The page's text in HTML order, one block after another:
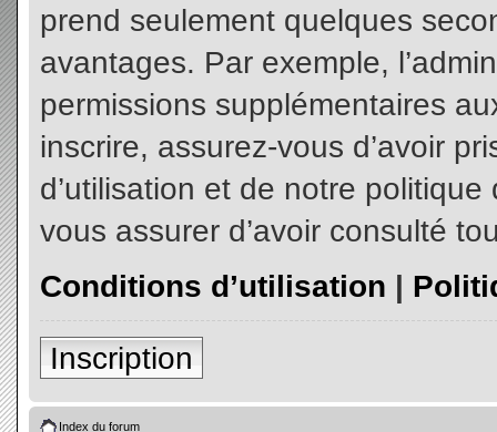
prend seulement quelques
avantages. Par exemple,
permissions supplémentaires
inscrire, assurez-vous d’avoir
d’utilisation et de notre
vous assurer d’avoir consulté
Conditions d’utilisation |
Inscription
Index du forum